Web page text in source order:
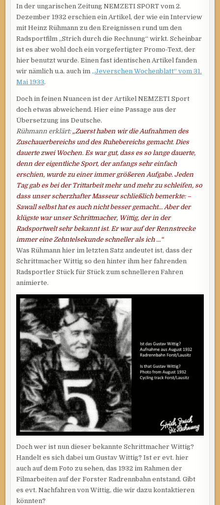
In der ungarischen Zeitung NEMZETI SPORT vom 2.
Dezember 1932 erschien ein Artikel, der wie ein Interview
mit Heinz Rühmann zu den Ereignissen rund um den
Radsportfilm „Strich durch die Rechnung“ wirkt. Scheinbar
ist es aber wohl doch ein vorgefertigter Promo-Text, der
hier benutzt wurde. Einen fast identischen Artikel fanden
wir nämlich u.a. auch im„Jeverschen Wochenblatt“ vom 31.
Mai 1933.
Doch in feinen Nuancen ist der Artikel NEMZETI Sport
doch etwas abweichend. Hier eine Passage aus der
Übersetzung ins Deutsche.
Rühmann erklärt: „Zuerst haben wir die Aufnahmen des
Zuschauerbereichs und des Ruhebereichs gemacht. Dies
dauerte zwei Wochen. Es war gut, dass es so lange dauerte,
denn der eigentliche Sport, der anfangs sehr einfach
erschien, wurde zu einer immer größeren Aufgabe. Jeden
Tag gab es bei der Trittarbeit mehr und mehr zu schleifen, so
dass unser scherzhafter Masseur schließlich bemerkte: –
Sawall selbst hat es auch nicht besser gemacht… Aber der
klügste war unser Schrittmacher, Wittig, der in der
Radsportwelt sehr bekannt ist. Er war auf der Rennstrecke
immer eine Zehntelsekunde schneller als ich …“
Was Rühmann hier im letzten Satz andeutet ist, dass der
Schrittmacher Wittig so den hinter ihm her fahrenden
Radsportler Stück für Stück zum schnelleren Fahren
animierte.
Doch wer ist nun dieser bekannte Schrittmacher Wittig?
Handelt es sich dabei um Gustav Wittig? Ist er evt. hier
auch auf dem Foto zu sehen, das 1932 im Rahmen der
Filmarbeiten auf der Forster Radrennbahn entstand. Gibt
es evt. Nachfahren von Wittig, die wir dazu kontaktieren
könnten?